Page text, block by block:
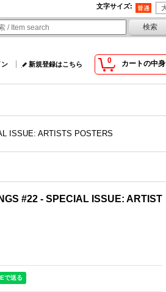
文字サイズ:
0 カートの中身
ン 新規登録はこちら
ISSUE: ARTISTS POSTERS
#22 - SPECIAL ISSUE: ARTIST